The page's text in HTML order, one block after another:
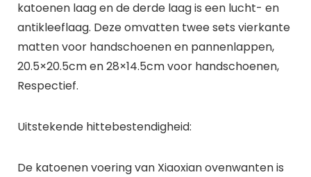
katoenen laag en de derde laag is een lucht- en
antikleeflaag. Deze omvatten twee sets vierkante
matten voor handschoenen en pannenlappen,
20.5×20.5cm en 28×14.5cm voor handschoenen,
Respectief.
Uitstekende hittebestendigheid:
De katoenen voering van Xiaoxian ovenwanten is